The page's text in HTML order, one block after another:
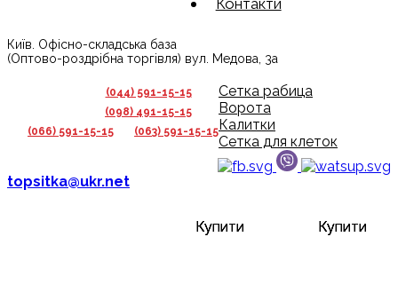
Купити Купити
Купити Купити
Купити Купити
Купити Купити
Контакти
Київ. Офісно-складська база
(Оптово-роздрібна торгівля) вул. Медова, 3а
(044) 591-15-15
(098) 491-15-15
(066) 591-15-15
(063) 591-15-15
Сетка рабица
Ворота
Калитки
Сетка для клеток
topsitka@ukr.net